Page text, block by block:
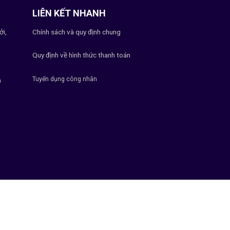
LIÊN KẾT NHANH
Chính sách và quy định chung
Quy định về hình thức thanh toán
Tuyển dụng công nhân